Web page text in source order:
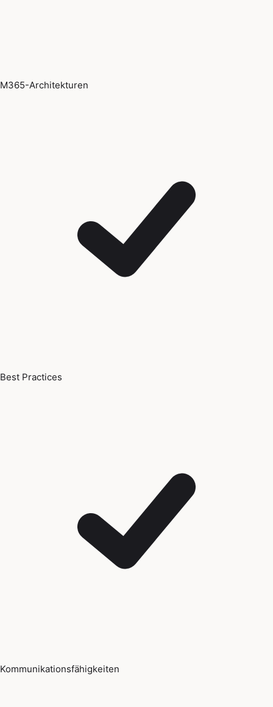
M365-Architekturen
Best Practices
Kommunikationsfähigkeiten